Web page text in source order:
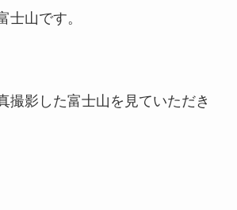
士山です。
撮影した富士山を見ていただき